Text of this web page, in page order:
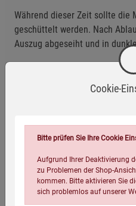
Während dieser Zeit sollte die
geschüttelt werden. Nach
Auszug abgeseiht und in
Mindestens haltbar bis: siehe
Verpackungsgewicht:
Cookie-
Bitte prüfen Sie Ihre Cookie
Aufgrund Ihrer Deaktivierung
zu Problemen der Shop-
kommen. Bitte aktivieren Sie
sich problemlos auf unserer